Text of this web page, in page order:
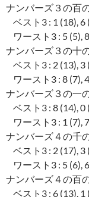
ナンバーズ３の百
ベスト3 : 1 (18), 6
ワースト3 : 5 (5),
ナンバーズ３の十
ベスト3 : 2 (13), 3
ワースト3 : 8 (7),
ナンバーズ３の一
ベスト3 : 8 (14), 0
ワースト3 : 1 (7),
ナンバーズ４の千
ベスト3 : 2 (17), 3
ワースト3 : 5 (6),
ナンバーズ４の百
ベスト3 : 6 (13), 1